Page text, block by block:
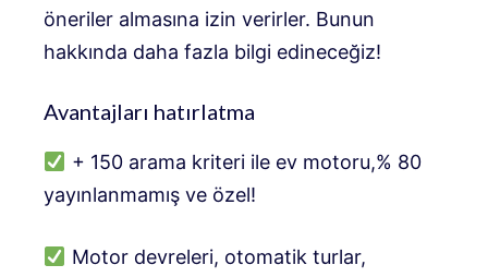
öneriler almasına izin verirler. Bunun
hakkında daha fazla bilgi edineceğiz!
Avantajları hatırlatma
+ 150 arama kriteri ile ev motoru,% 80
yayınlanmamış ve özel!
Motor devreleri, otomatik turlar,